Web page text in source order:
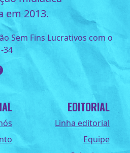
em 2013.
Sem Fins Lucrativos com o
34
EDITORIAL
Linha editorial
Equipe